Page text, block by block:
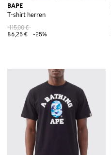
BAPE
T-shirt herren
115,00 €
86,25 €
-25%